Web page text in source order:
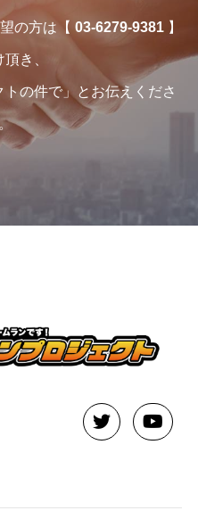
の方は【 03-6279-9381 】
き、
トの件で」とお伝えくださ